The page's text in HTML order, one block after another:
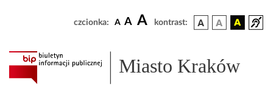
czcionka: A A A kontrast:
Miasto Kraków